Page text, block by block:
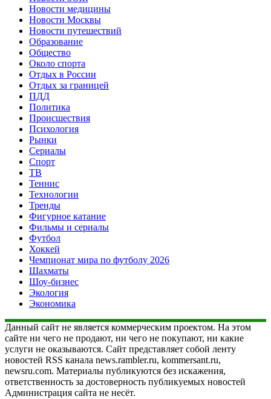
Новости медицины
Новости Москвы
Новости путешествий
Образование
Общество
Около спорта
Отдых в России
Отдых за границей
ПДД
Политика
Происшествия
Психология
Рынки
Сериалы
Спорт
ТВ
Теннис
Технологии
Тренды
Фигурное катание
Фильмы и сериалы
Футбол
Хоккей
Чемпионат мира по футболу 2026
Шахматы
Шоу-бизнес
Экология
Экономика
Данный сайт не является коммерческим проектом. На этом
сайте ни чего не продают, ни чего не покупают, ни какие
услуги не оказываются. Сайт представляет собой ленту
новостей RSS канала news.rambler.ru, kommersant.ru,
newsru.com. Материалы публикуются без искажения,
ответственность за достоверность публикуемых новостей
Администрация сайта не несёт.